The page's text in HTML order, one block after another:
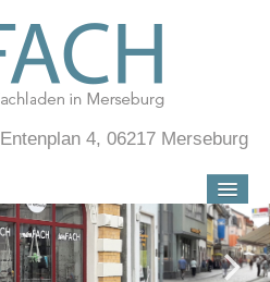
Entenplan 4, 06217 Merseburg